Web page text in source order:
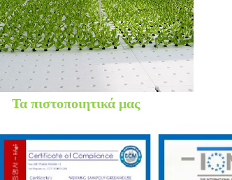
Τα πιστοποιητικά μας